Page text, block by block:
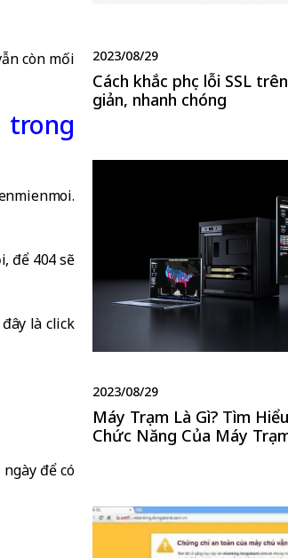
còn mối
để 404 sẽ
là click
để có
2023/08/29
Cách khắc phục lỗi SSL
giản, nhanh chóng
2023/08/29
Máy Trạm Là Gì? Tìm
Chức Năng Của Máy